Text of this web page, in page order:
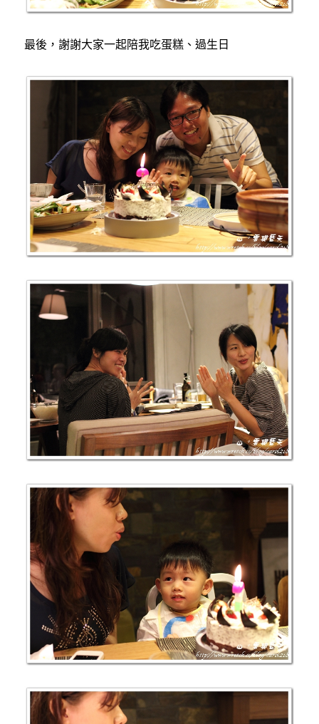
最後，謝謝大家一起陪我吃蛋糕、過生日